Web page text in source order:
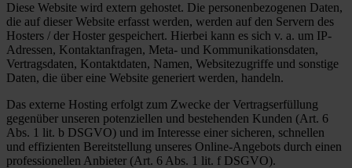
Diese Website wird extern gehostet. Die personenbezogenen Daten,
die auf dieser Website erfasst werden, werden auf den Servern des
Hosters / der Hoster gespeichert. Hierbei kann es sich v. a. um IP-
Adressen, Kontaktanfragen, Meta- und Kommunikationsdaten,
Vertragsdaten, Kontaktdaten, Namen, Websitezugriffe und sonstige
Daten, die über eine Website generiert werden, handeln.
Das externe Hosting erfolgt zum Zwecke der Vertragserfüllung
gegenüber unseren potenziellen und bestehenden Kunden (Art. 6
Abs. 1 lit. b DSGVO) und im Interesse einer sicheren, schnellen
und effizienten Bereitstellung unseres Online-Angebots durch einen
professionellen Anbieter (Art. 6 Abs. 1 lit. f DSGVO).